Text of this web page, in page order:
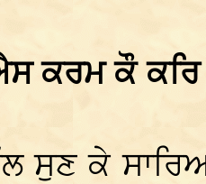
ਕਰਮ ਕੌ ਕਰਿ
ਸੁਣ ਕੇ